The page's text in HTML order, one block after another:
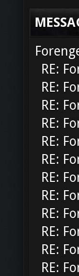
RE:
RE:
RE:
RE:
RE:
RE:
RE:
RE:
RE:
RE:
RE:
RE: